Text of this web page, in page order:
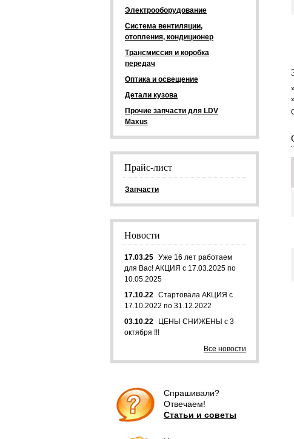
Электрооборудование
Система вентиляции,
отопления, кондиционер
Трансмиссия и коробка
передач
Оптика и освещение
Детали кузова
Прочие запчасти для LDV
Maxus
Прайс-лист
Запчасти
Новости
17.03.25 Уже 16 лет работаем
для Вас! АКЦИЯ с 17.03.2025 по
10.05.2025
17.10.22 Стартовала АКЦИЯ с
17.10.2022 по 31.12.2022
03.10.22
ЦЕНЫ СНИЖЕНЫ с 3
октября !!!
Все новости
Спрашивали?
Отвечаем!
Статьи и советы